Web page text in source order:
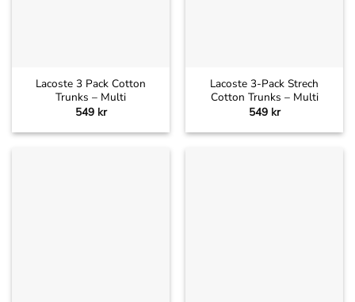
Lacoste 3 Pack Cotton
Trunks – Multi
549 kr
Lacoste 3-Pack Strech
Cotton Trunks – Multi
549 kr